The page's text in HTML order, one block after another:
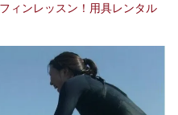
の「絶景日帰り温泉 龍宮殿本館
と、旅館としての「箱根 芦ノ湖畔
龍宮殿）」の両方の魅力をたっぷ
神社、白龍神社、箱根元宮と箱根の
ワースポットです。
プリンスホテルズワールドワイド
ィンレッスン！用具レンタル